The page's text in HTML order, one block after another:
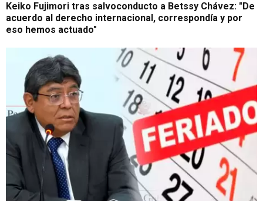
Keiko Fujimori tras salvoconducto a Betssy Chávez: "De
acuerdo al derecho internacional, correspondía y por
eso hemos actuado"